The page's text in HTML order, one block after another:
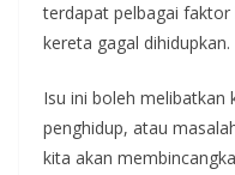
terdapat pelbagai faktor
kereta gagal dihidupkan.
Isu ini boleh melibatkan
penghidup, atau
kita akan